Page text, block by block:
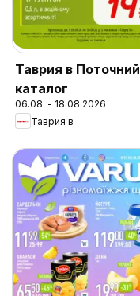
Таврия в Поточний
каталог
06.08. - 18.08.2026
Таврия в